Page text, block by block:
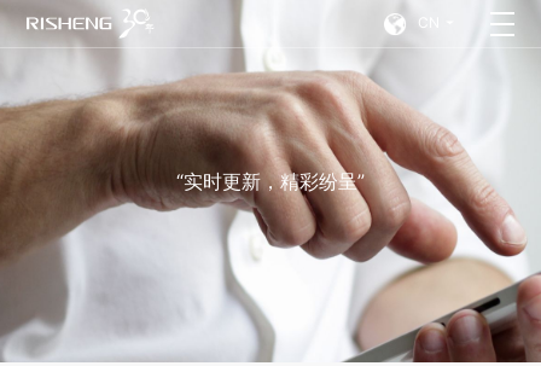
CN
“实时更新，精彩纷呈”